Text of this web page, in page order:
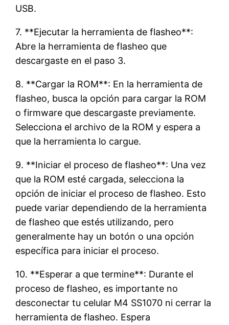
USB.
7. **Ejecutar la herramienta de flasheo**:
Abre la herramienta de flasheo que
descargaste en el paso 3.
8. **Cargar la ROM**: En la herramienta de
flasheo, busca la opción para cargar la ROM
o firmware que descargaste previamente.
Selecciona el archivo de la ROM y espera a
que la herramienta lo cargue.
9. **Iniciar el proceso de flasheo**: Una vez
que la ROM esté cargada, selecciona la
opción de iniciar el proceso de flasheo. Esto
puede variar dependiendo de la herramienta
de flasheo que estés utilizando, pero
generalmente hay un botón o una opción
específica para iniciar el proceso.
10. **Esperar a que termine**: Durante el
proceso de flasheo, es importante no
desconectar tu celular M4 SS1070 ni cerrar la
herramienta de flasheo. Espera